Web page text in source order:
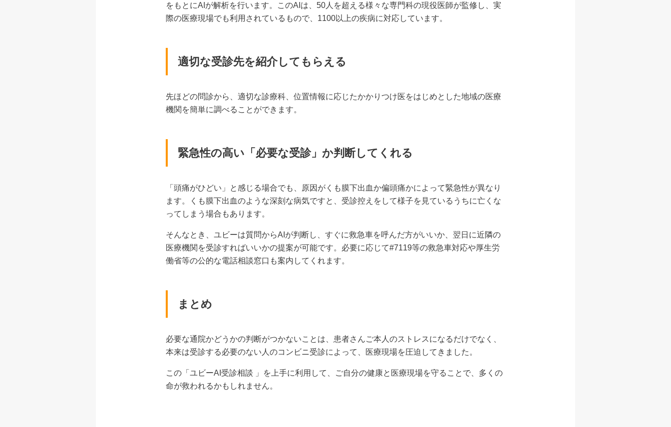
をもとにAIが解析を行います。このAIは、50人を超える様々な専門科の現役医師が監修し、実
際の医療現場でも利用されているもので、1100以上の疾病に対応しています。
適切な受診先を紹介してもらえる
先ほどの問診から、適切な診療科、位置情報に応じたかかりつけ医をはじめとした地域の医療
機関を簡単に調べることができます。
緊急性の高い「必要な受診」か判断してくれる
「頭痛がひどい」と感じる場合でも、原因がくも膜下出血か偏頭痛かによって緊急性が異なり
ます。くも膜下出血のような深刻な病気ですと、受診控えをして様子を見ているうちに亡くな
ってしまう場合もあります。
そんなとき、ユビーは質問からAIが判断し、すぐに救急車を呼んだ方がいいか、翌日に近隣の
医療機関を受診すればいいかの提案が可能です。必要に応じて#7119等の救急車対応や厚生労
働省等の公的な電話相談窓口も案内してくれます。
まとめ
必要な通院かどうかの判断がつかないことは、患者さんご本人のストレスになるだけでなく、
本来は受診する必要のない人のコンビニ受診によって、医療現場を圧迫してきました。
この「ユビーAI受診相談 」を上手に利用して、ご自分の健康と医療現場を守ることで、多くの
命が救われるかもしれません。